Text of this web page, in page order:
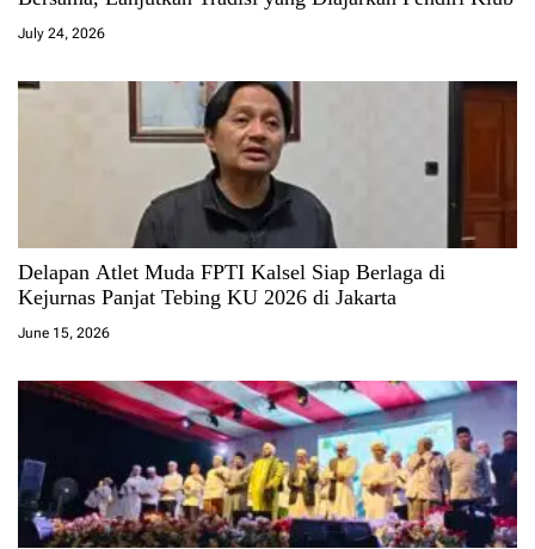
July 24, 2026
Delapan Atlet Muda FPTI Kalsel Siap Berlaga di
Kejurnas Panjat Tebing KU 2026 di Jakarta
June 15, 2026